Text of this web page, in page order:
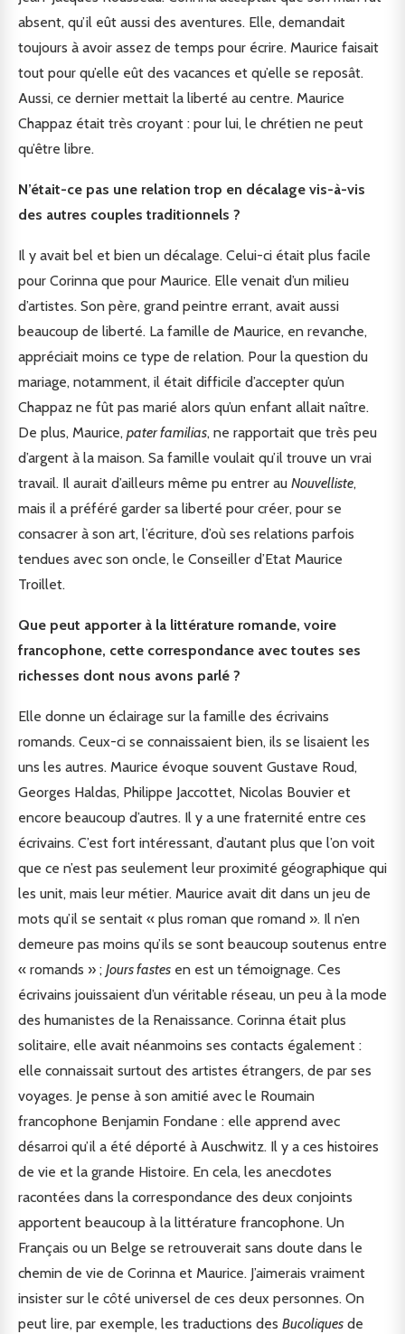
absent, qu’il eût aussi des aventures. Elle, demandait
toujours à avoir assez de temps pour écrire. Maurice faisait
tout pour qu’elle eût des vacances et qu’elle se reposât.
Aussi, ce dernier mettait la liberté au centre. Maurice
Chappaz était très croyant : pour lui, le chrétien ne peut
qu’être libre.
N’était-ce pas une relation trop en décalage vis-à-vis
des autres couples traditionnels ?
Il y avait bel et bien un décalage. Celui-ci était plus facile
pour Corinna que pour Maurice. Elle venait d’un milieu
d’artistes. Son père, grand peintre errant, avait aussi
beaucoup de liberté. La famille de Maurice, en revanche,
appréciait moins ce type de relation. Pour la question du
mariage, notamment, il était difficile d’accepter qu’un
Chappaz ne fût pas marié alors qu’un enfant allait naître.
De plus, Maurice, pater familias, ne rapportait que très peu
d’argent à la maison. Sa famille voulait qu’il trouve un vrai
travail. Il aurait d’ailleurs même pu entrer au Nouvelliste,
mais il a préféré garder sa liberté pour créer, pour se
consacrer à son art, l’écriture, d’où ses relations parfois
tendues avec son oncle, le Conseiller d’Etat Maurice
Troillet.
Que peut apporter à la littérature romande, voire
francophone, cette correspondance avec toutes ses
richesses dont nous avons parlé ?
Elle donne un éclairage sur la famille des écrivains
romands. Ceux-ci se connaissaient bien, ils se lisaient les
uns les autres. Maurice évoque souvent Gustave Roud,
Georges Haldas, Philippe Jaccottet, Nicolas Bouvier et
encore beaucoup d’autres. Il y a une fraternité entre ces
écrivains. C’est fort intéressant, d’autant plus que l’on voit
que ce n’est pas seulement leur proximité géographique qui
les unit, mais leur métier. Maurice avait dit dans un jeu de
mots qu’il se sentait « plus roman que romand ». Il n’en
demeure pas moins qu’ils se sont beaucoup soutenus entre
« romands » ; Jours fastes en est un témoignage. Ces
écrivains jouissaient d’un véritable réseau, un peu à la mode
des humanistes de la Renaissance. Corinna était plus
solitaire, elle avait néanmoins ses contacts également :
elle connaissait surtout des artistes étrangers, de par ses
voyages. Je pense à son amitié avec le Roumain
francophone Benjamin Fondane : elle apprend avec
désarroi qu’il a été déporté à Auschwitz. Il y a ces histoires
de vie et la grande Histoire. En cela, les anecdotes
racontées dans la correspondance des deux conjoints
apportent beaucoup à la littérature francophone. Un
Français ou un Belge se retrouverait sans doute dans le
chemin de vie de Corinna et Maurice. J’aimerais vraiment
insister sur le côté universel de ces deux personnes. On
peut lire, par exemple, les traductions des Bucoliques de